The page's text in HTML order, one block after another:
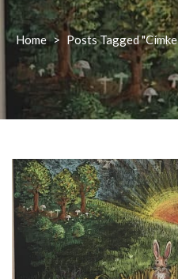
Home > Posts Tagged